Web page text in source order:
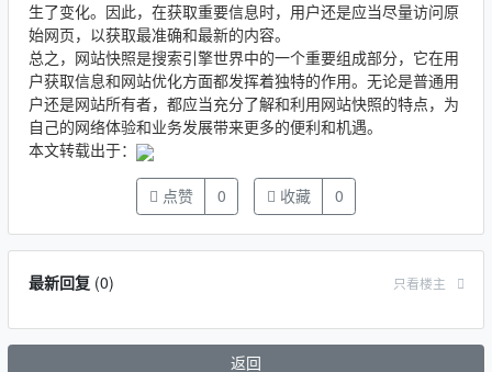
生了变化。因此，在获取重要信息时，用户还是应当尽量访问原
始网页，以获取最准确和最新的内容。
总之，网站快照是搜索引擎世界中的一个重要组成部分，它在用
户获取信息和网站优化方面都发挥着独特的作用。无论是普通用
户还是网站所有者，都应当充分了解和利用网站快照的特点，为
自己的网络体验和业务发展带来更多的便利和机遇。
本文转载出于：
点赞 0 收藏 0
最新回复(0) 只看楼主
返回